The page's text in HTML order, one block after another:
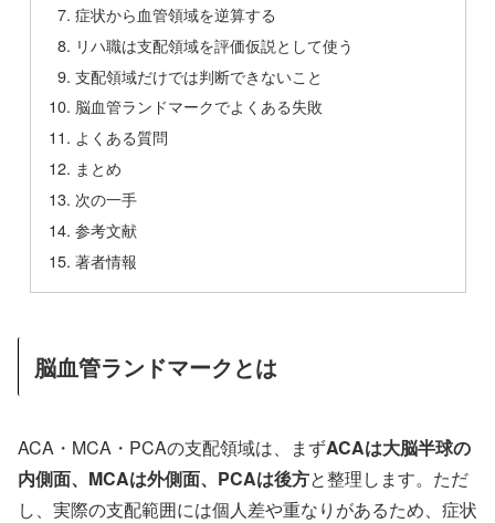
症状から血管領域を逆算する
リハ職は支配領域を評価仮説として使う
支配領域だけでは判断できないこと
脳血管ランドマークでよくある失敗
よくある質問
まとめ
次の一手
参考文献
著者情報
脳血管ランドマークとは
ACA・MCA・PCAの支配領域は、まずACAは大脳半球の
内側面、MCAは外側面、PCAは後方と整理します。ただ
し、実際の支配範囲には個人差や重なりがあるため、症状